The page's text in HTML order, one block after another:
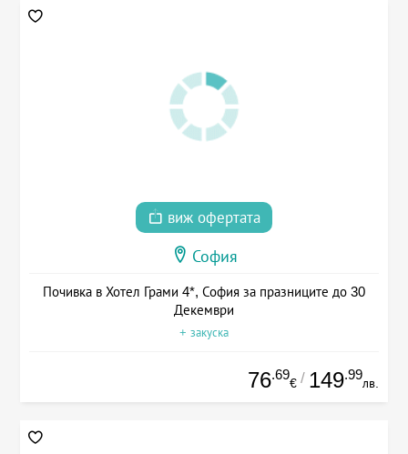
виж офертата
София
Почивка в Хотел Грами 4*, София за празниците до 30
Декември
+ закуска
76.69
€ / 149.99
лв.